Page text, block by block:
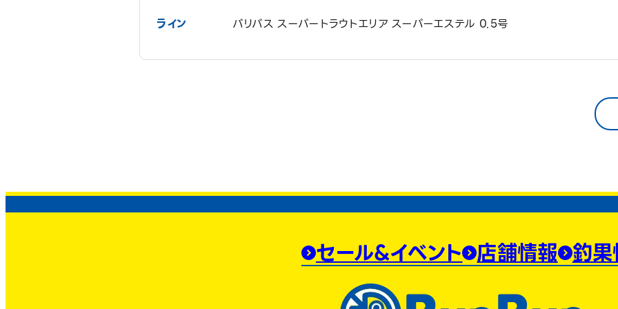
ライン バリバス スーパートラウトエリア スーパーエステル 0.5号
セール&イベント 店舗情報 釣